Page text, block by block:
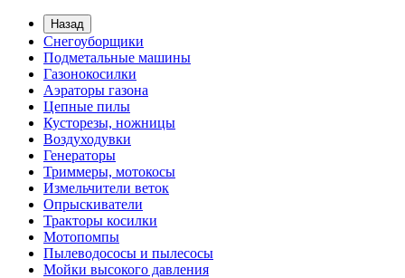
Назад
Снегоуборщики
Подметальные машины
Газонокосилки
Аэраторы газона
Цепные пилы
Кусторезы, ножницы
Воздуходувки
Генераторы
Триммеры, мотокосы
Измельчители веток
Опрыскиватели
Тракторы косилки
Мотопомпы
Пылеводососы и пылесосы
Мойки высокого давления